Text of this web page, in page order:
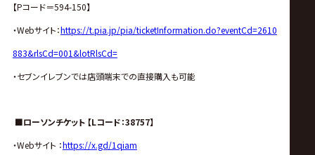
【Pコード＝594-150】
・Webサイト：https://t.pia.jp/pia/ticketInformation.do?eventCd=2610
883&rlsCd=001&lotRlsCd=
・セブンイレブンでは店頭端末での直接購入も可能
■ローソンチケット 【Lコード：38757】
・Webサイト ：https://x.gd/1qiam